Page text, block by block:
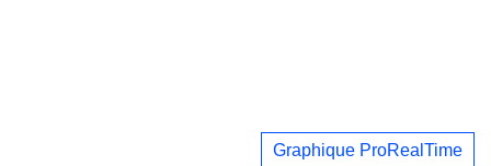
Graphique ProRealTime